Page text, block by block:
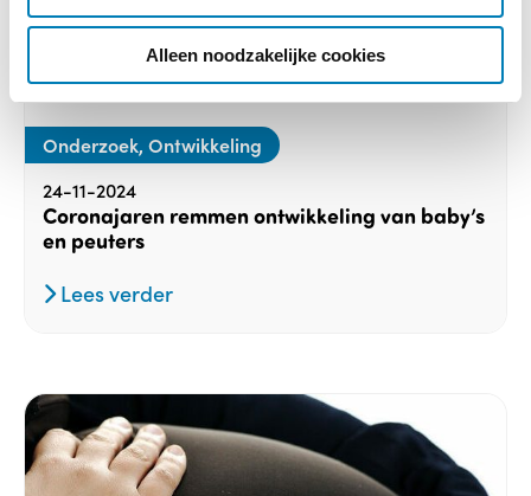
Alleen noodzakelijke cookies
Onderzoek, Ontwikkeling
24-11-2024
Coronajaren remmen ontwikkeling van baby’s
en peuters
Lees verder